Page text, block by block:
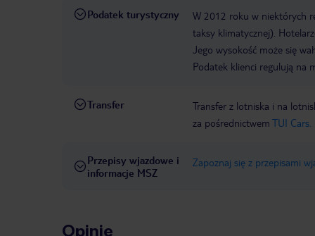
Podatek turystyczny
W 2012 roku w niektórych
taksy klimatycznej).
Jego wysokość może się
Podatek klienci regulują na
Transfer
Transfer z lotniska i na
za pośrednictwem TUI Cars.
Przepisy wjazdowe i
informacje MSZ
Zapoznaj się z przepisami
Opinie